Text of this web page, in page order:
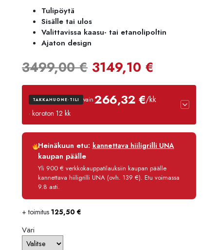
Tulipöytä
Sisälle tai ulos
Valittavissa kaasu- tai etanolipoltin
Ajaton design
3499,00€ Alkuperäinen
hinta
oli:
3499,00 €.
3149,10 €
hinta
3149,10
TAKKAHUONE-TILI vain266,32 €/kk
· koroton 12 kk
Luottoaika
12 kk
Korko
Käsittelymaksu
3,90 €/kk
Maksettava yhteensä
3 195,90 €
Heinäkuun etu: kannettava hiiligrilli UNA
kaupan päälle
Yli 900 € verkkokauppatilauksiin kaupan päälle
kannettava hiiligrilli UNA (ovh. 139 €). Etu voimassa
9.8 asti.
+ toimitus 125,50 €
Väri